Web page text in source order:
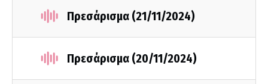
Πρεσάρισμα (21/11/2024)
Πρεσάρισμα (20/11/2024)